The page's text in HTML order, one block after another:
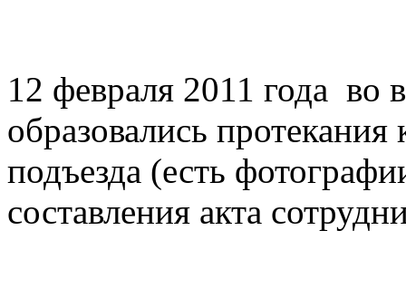
12 февраля 2011 года во
образовались
подъезда (есть
составления акта